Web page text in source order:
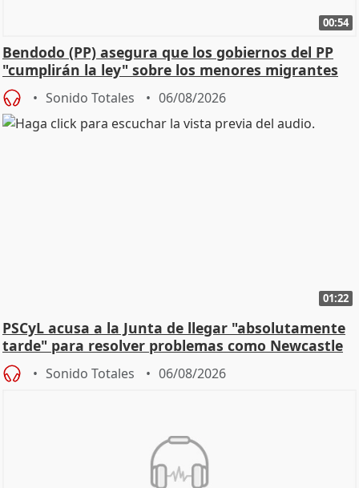
00:54
Bendodo (PP) asegura que los gobiernos del PP
"cumplirán la ley" sobre los menores migrantes
Sonido Totales 06/08/2026
01:22
PSCyL acusa a la Junta de llegar "absolutamente
tarde" para resolver problemas como Newcastle
Sonido Totales 06/08/2026